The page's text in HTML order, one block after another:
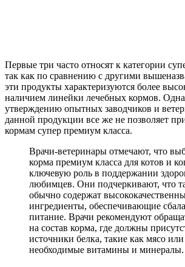
Первые три часто относят к категории
так как по сравнению с другими
эти продукты характеризуются более
наличием линейки лечебных кормов.
утверждению опытных заводчиков и
данной продукции все же не позволяет
кормам супер премиум класса.
Врачи-ветеринары отмечают, что
корма премиум класса для котов и
ключевую роль в поддержании
любимцев. Они подчеркивают, что
обычно содержат
ингредиенты, обеспечивающие
питание. Врачи рекомендуют
на состав корма, где должны
источники белка, такие как мясо
необходимые витамины и минералы.